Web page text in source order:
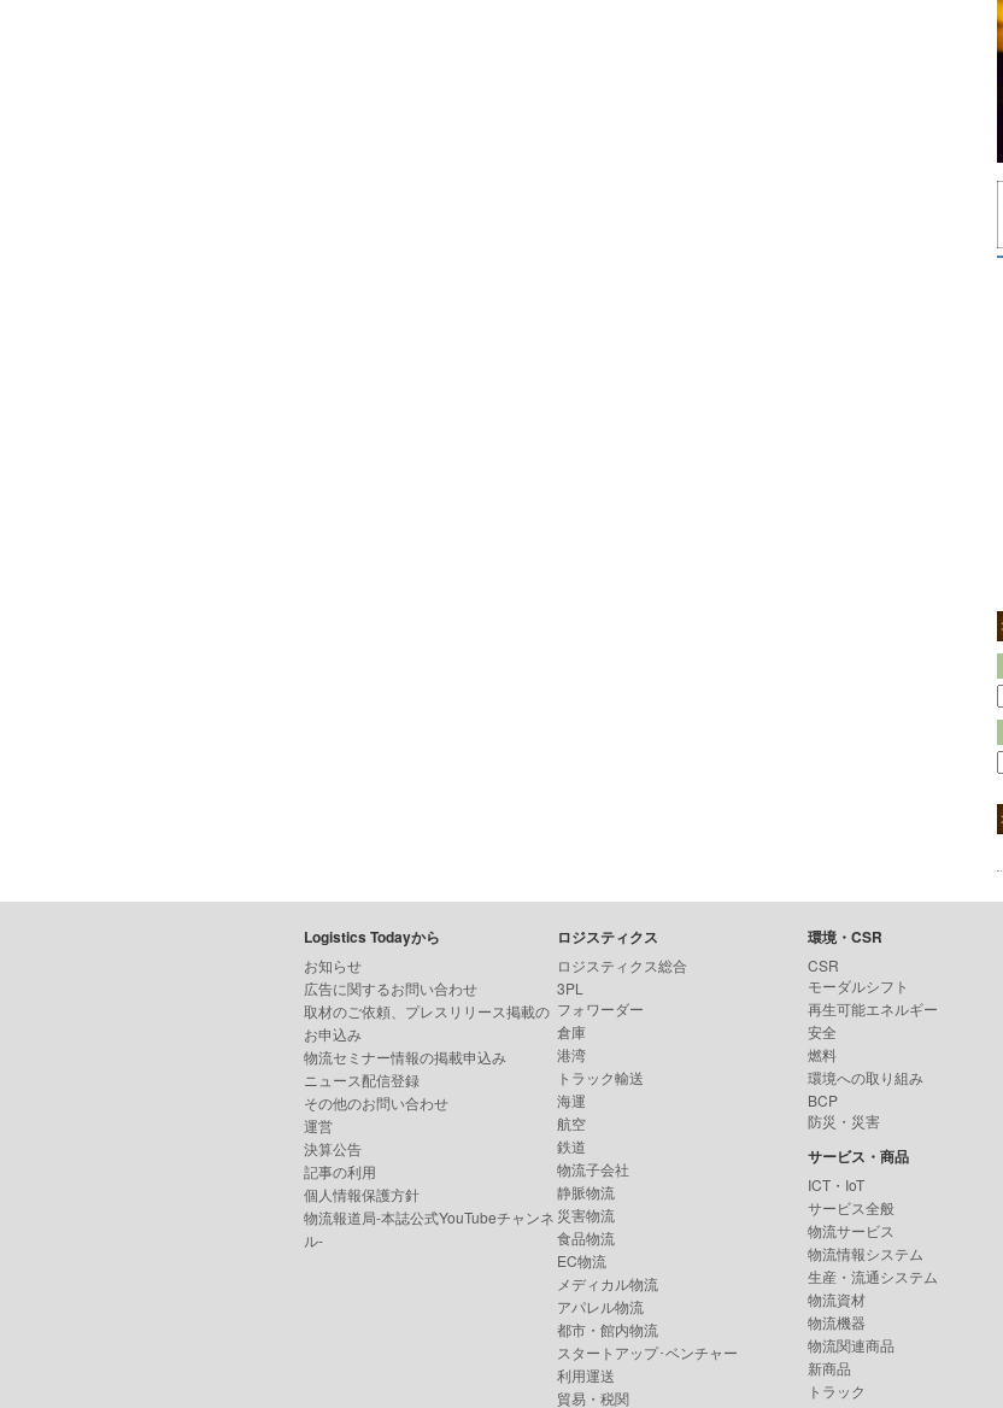
Logistics Todayから
お知らせ
広告に関するお問い合わせ
取材のご依頼、プレスリリース掲載の
お申込み
物流セミナー情報の掲載申込み
ニュース配信登録
その他のお問い合わせ
運営
決算公告
記事の利用
個人情報保護方針
物流報道局-本誌公式YouTubeチャンネ
ル-
ロジスティクス
ロジスティクス総合
3PL
フォワーダー
倉庫
港湾
トラック輸送
海運
航空
鉄道
物流子会社
静脈物流
災害物流
食品物流
EC物流
メディカル物流
アパレル物流
都市・館内物流
スタートアップ･ベンチャー
利用運送
貿易・税関
環境・CSR
CSR
モーダルシフト
再生可能エネルギー
安全
燃料
環境への取り組み
BCP
防災・災害
サービス・商品
ICT・IoT
サービス全般
物流サービス
物流情報システム
生産・流通システム
物流資材
物流機器
物流関連商品
新商品
トラック